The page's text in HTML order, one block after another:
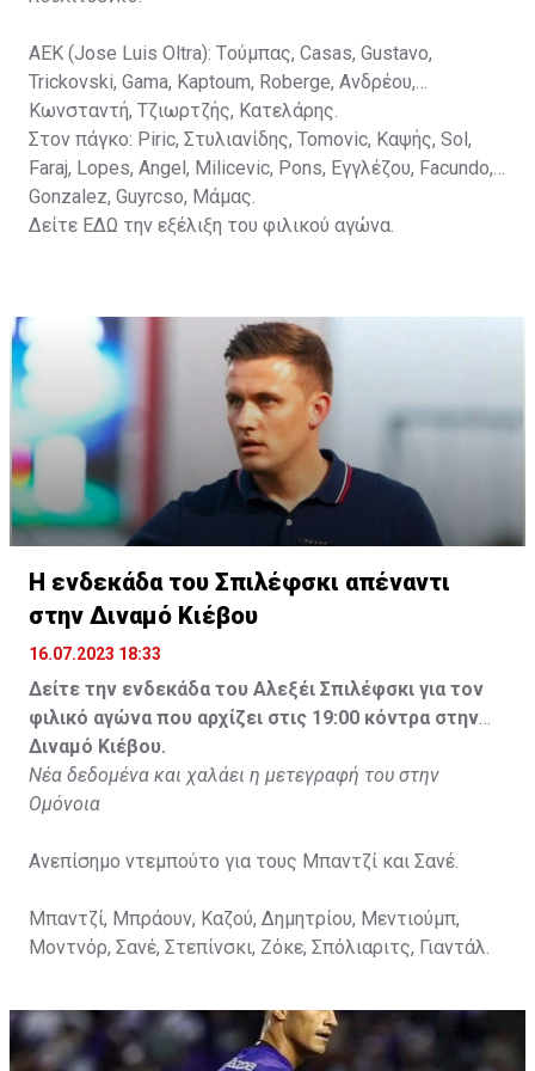
ΑΕΚ (Jose Luis Oltra): Tούμπας, Casas, Gustavo,
Trickovski, Gama, Κaptoum, Roberge, Aνδρέου,
Κωνσταντή, Τζιωρτζής, Κατελάρης.
Στον πάγκο: Piric, Στυλιανίδης, Tomovic, Καψής, Sol,
Faraj, Lopes, Angel, Milicevic, Pons, Εγγλέζου, Facundo,
Gonzalez, Guyrcso, Μάμας.
Δείτε ΕΔΩ την εξέλιξη του φιλικού αγώνα.
Η ενδεκάδα του Σπιλέφσκι απέναντι
στην Διναμό Κιέβου
16.07.2023 18:33
Δείτε την ενδεκάδα του Αλεξέι Σπιλέφσκι για τον
φιλικό αγώνα που αρχίζει στις 19:00 κόντρα στην
Διναμό Κιέβου.
Νέα δεδομένα και χαλάει η μετεγραφή του στην
Ομόνοια
Ανεπίσημο ντεμπούτο για τους Μπαντζί και Σανέ.
Μπαντζί, Μπράουν, Καζού, Δημητρίου, Μεντιούμπ,
Μοντνόρ, Σανέ, Στεπίνσκι, Ζόκε, Σπόλιαριτς, Γιαντάλ.